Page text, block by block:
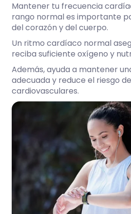
Mantener tu frecuencia
rango normal es importante
del corazón y del cuerpo.
Un ritmo cardíaco normal
reciba suficiente oxígeno y
Además, ayuda a mantener
adecuada y reduce el riesgo
cardiovasculares.